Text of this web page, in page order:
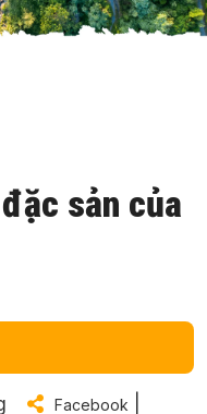
sản của
Facebook